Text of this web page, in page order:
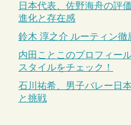
日本代表、佐野海舟の評
進化と存在感
鈴木 淳之介 ルーティン徹
内田ことこのプロフィー
スタイルをチェック！
石川祐希、男子バレー日
と挑戦